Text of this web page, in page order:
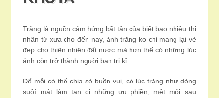
Trăng là nguồn cảm hứng bất tận của biết bao nhiêu thi
nhân từ xưa cho đến nay, ánh trăng ko chỉ mang lại vẻ
đẹp cho thiên nhiên đất nước mà hơn thế có những lúc
ánh còn trở thành người bạn tri kỉ.
Để mỗi có thể chia sẻ buồn vui, có lúc trăng như dòng
suôí mát làm tan đi những ưu phiền, mệt mỏi sau